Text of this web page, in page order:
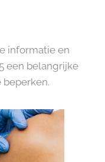
informatie en
een belangrijke